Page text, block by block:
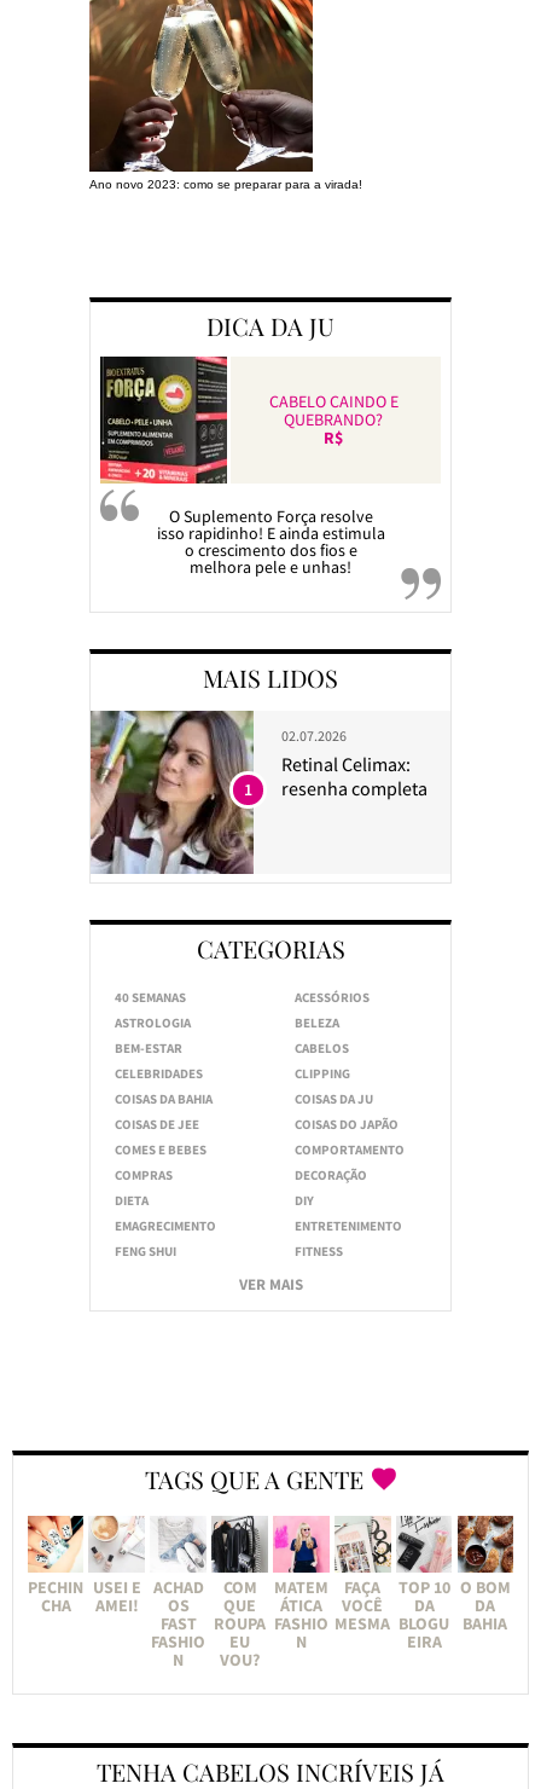
Ano novo 2023: como se preparar para a virada!
DICA DA JU
CABELO CAINDO E
QUEBRANDO?
R$
O Suplemento Força resolve
isso rapidinho! E ainda estimula
o crescimento dos fios e
melhora pele e unhas!
MAIS LIDOS
02.07.2026
Retinal Celimax:
resenha completa
1
CATEGORIAS
40 SEMANAS
ACESSÓRIOS
ASTROLOGIA
BELEZA
BEM-ESTAR
CABELOS
CELEBRIDADES
CLIPPING
COISAS DA BAHIA
COISAS DA JU
COISAS DE JEE
COISAS DO JAPÃO
COMES E BEBES
COMPORTAMENTO
COMPRAS
DECORAÇÃO
DIETA
DIY
EMAGRECIMENTO
ENTRETENIMENTO
FENG SHUI
FITNESS
VER MAIS
TAGS QUE A GENTE
PECHIN
CHA
USEI E
AMEI!
ACHAD
OS
FAST
FASHIO
N
COM
QUE
ROUPA
EU
VOU?
MATEM
ÁTICA
FASHIO
N
FAÇA
VOCÊ
MESMA
TOP 10
DA
BLOGU
EIRA
O BOM
DA
BAHIA
TENHA CABELOS INCRÍVEIS JÁ